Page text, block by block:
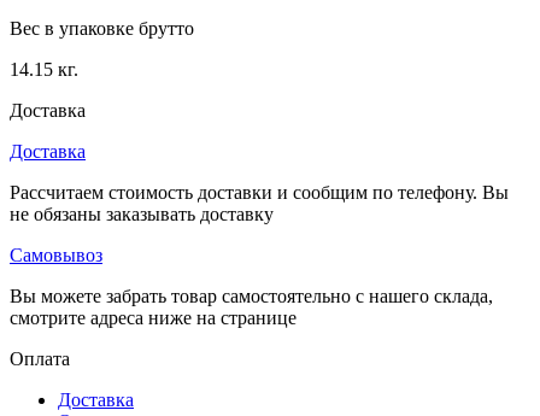
Вес в упаковке брутто
14.15 кг.
Доставка
Доставка
Рассчитаем стоимость доставки и сообщим по телефону. Вы
не обязаны заказывать доставку
Самовывоз
Вы можете забрать товар самостоятельно с нашего склада,
смотрите адреса ниже на странице
Оплата
Доставка